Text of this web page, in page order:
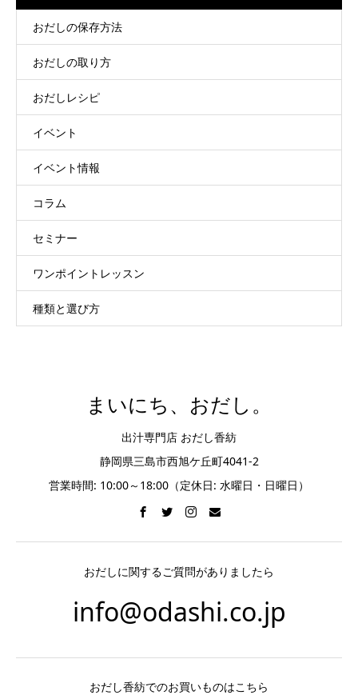
おだしの保存方法
おだしの取り方
おだしレシピ
イベント
イベント情報
コラム
セミナー
ワンポイントレッスン
種類と選び方
まいにち、おだし。
出汁専門店 おだし香紡
静岡県三島市西旭ケ丘町4041-2
営業時間: 10:00～18:00（定休日: 水曜日・日曜日）
おだしに関するご質問がありましたら
info@odashi.co.jp
おだし香紡でのお買いものはこちら